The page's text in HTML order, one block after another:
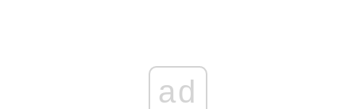
ad